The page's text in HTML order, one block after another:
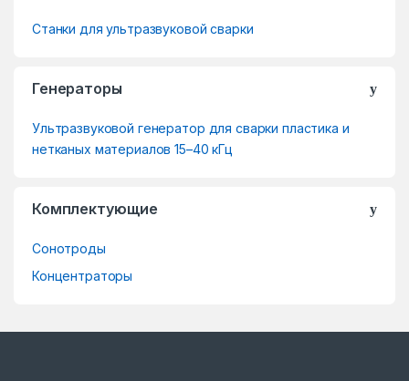
u
Станки для ультразвуковой сварки
Генераторы
Ультразвуковой генератор для сварки пластика и
нетканых материалов 15–40 кГц
Комплектующие
Сонотроды
Концентраторы